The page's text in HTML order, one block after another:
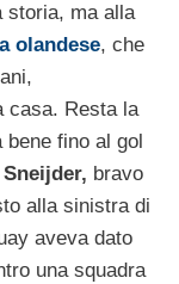
storia, ma alla
olandese, che
casa. Resta la
fino al gol
bravo
alla sinistra di
aveva dato
una squadra